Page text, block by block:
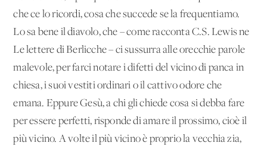
che ce lo ricordi, cosa che succede se la frequentiamo.
Lo sa bene il diavolo, che – come racconta C.S. Lewis ne
Le lettere di Berlicche – ci sussurra alle orecchie parole
malevole, per farci notare i difetti del vicino di panca in
chiesa, i suoi vestiti ordinari o il cattivo odore che
emana. Eppure Gesù, a chi gli chiede cosa si debba fare
per essere perfetti, risponde di amare il prossimo, cioè il
più vicino. A volte il più vicino è proprio la vecchia zia,